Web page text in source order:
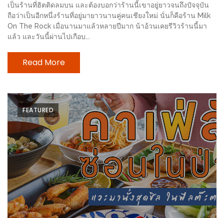
ชิง
รางวัล
กับ
ENEWS
น้า
ชวน
หิว
ข้าว
อะไร
เอ่ย
อร่อย
ที่สุด?
เป็นร้านที่ฮิตติดลมบน และต้องบอกว่าร้านนี้เขาอยู่ยาวจนถึงปัจจุบัน
ถือว่าเป็นอีกหนึ่งร้านที่อยู่มายาวนานคู่คนเชียงใหม่ นั่นก็คือร้าน Milk
On The Rock เมื่อนานมาแล้วหลายปีมาก น้าอ้วนเคยรีวิวร้านนี้มา
แล้ว และวันนี้ผ่านไปเกือบ...
Read More
FEATURED